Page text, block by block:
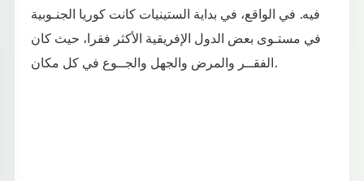
فيه. في الواقع، في بداية الستينيات كانت كوريا الجنـوبية
في مستـوى بعض الدول الإفريقية الأكثر فقرا، حيث كان
الفقــر والمرض والجهل والجــوع في كل مكان.